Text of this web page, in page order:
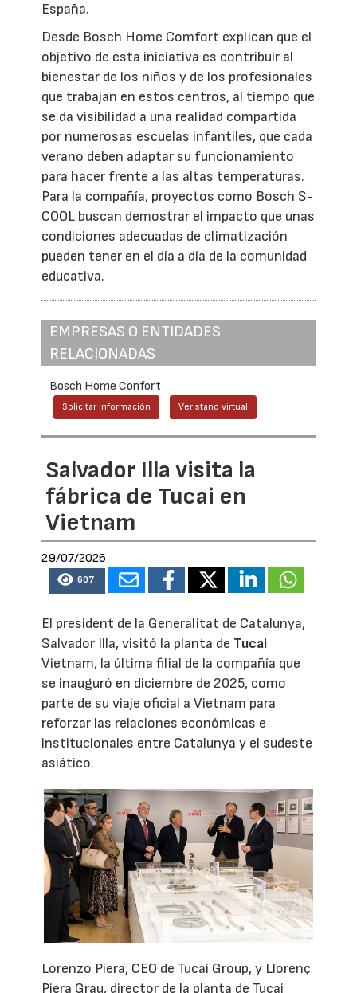
España.
Desde Bosch Home Comfort explican que el
objetivo de esta iniciativa es contribuir al
bienestar de los niños y de los profesionales
que trabajan en estos centros, al tiempo que
se da visibilidad a una realidad compartida
por numerosas escuelas infantiles, que cada
verano deben adaptar su funcionamiento
para hacer frente a las altas temperaturas.
Para la compañía, proyectos como Bosch S-
COOL buscan demostrar el impacto que unas
condiciones adecuadas de climatización
pueden tener en el día a día de la comunidad
educativa.
EMPRESAS O ENTIDADES
RELACIONADAS
Bosch Home Confort
Solicitar información Ver stand virtual
Salvador Illa visita la
fábrica de Tucai en
Vietnam
29/07/2026
607
El president de la Generalitat de Catalunya,
Salvador Illa, visitó la planta de Tucai
Vietnam, la última filial de la compañía que
se inauguró en diciembre de 2025, como
parte de su viaje oficial a Vietnam para
reforzar las relaciones económicas e
institucionales entre Catalunya y el sudeste
asiático.
Lorenzo Piera, CEO de Tucai Group, y Llorenç
Piera Grau, director de la planta de Tucai